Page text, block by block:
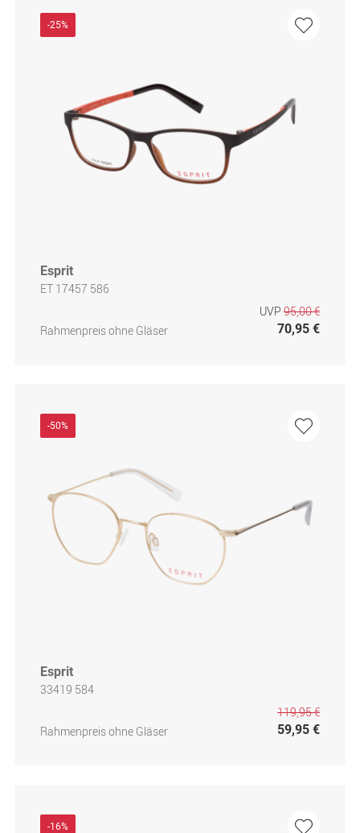
-25%
Esprit
ET 17457 586
Rahmenpreis ohne Gläser
UVP 95,00 €
70,95 €
-50%
Esprit
33419 584
Rahmenpreis ohne Gläser
119,95 €
59,95 €
-16%